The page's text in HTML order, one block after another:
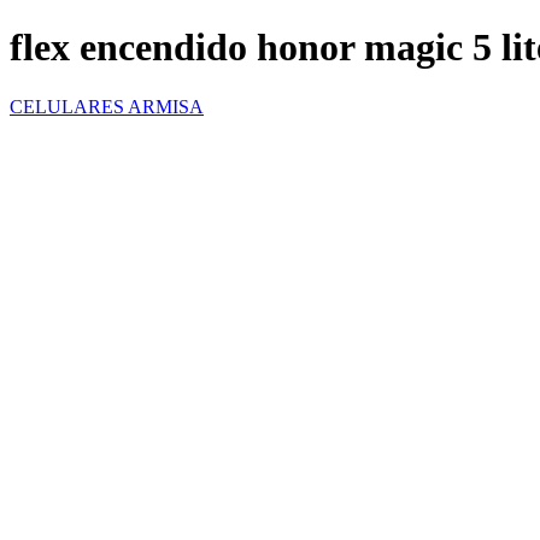
flex encendido honor magic 5
CELULARES ARMISA